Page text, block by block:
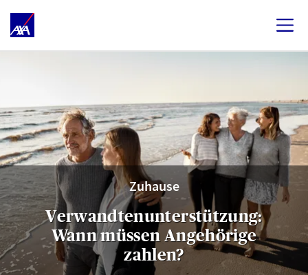
Zuhause
Verwandtenunterstützung:
Wann müssen Angehörige
zahlen?